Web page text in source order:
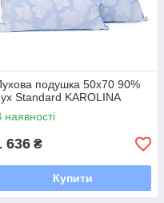
подушка 50x70 90%
Standard KAROLINA
наявності
636 ₴
Купити